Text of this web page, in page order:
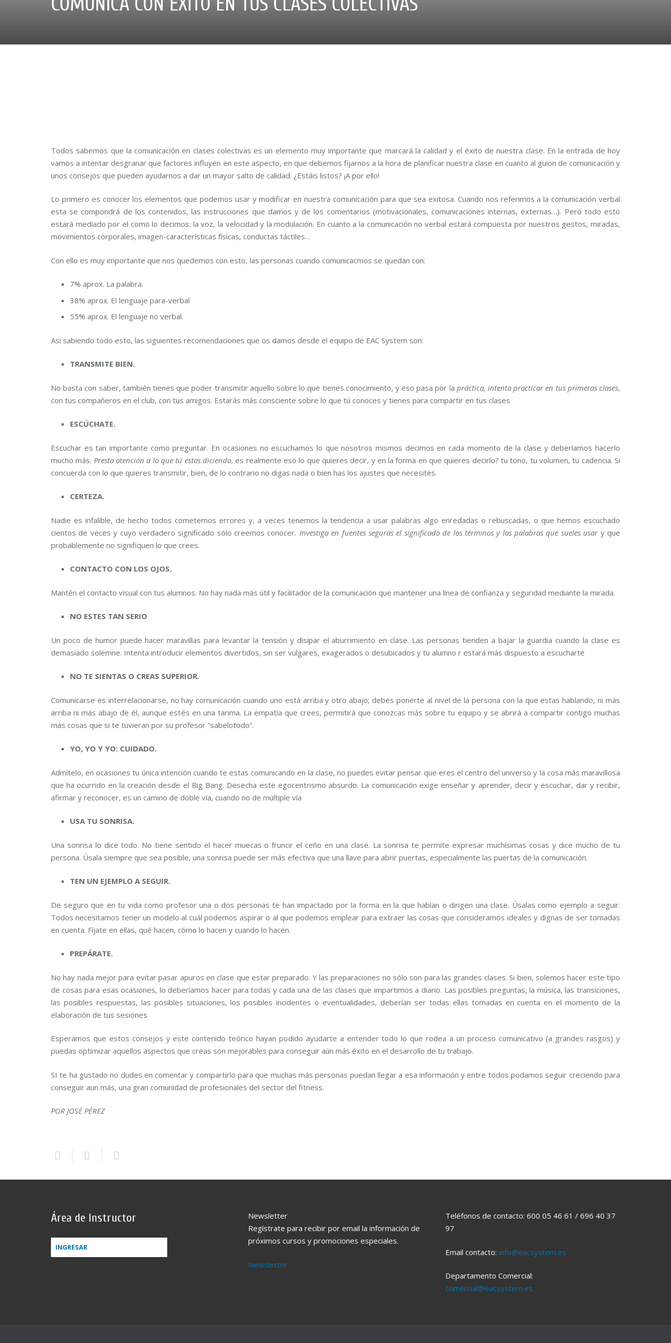
Todos sabemos que la comunicación en clases colectivas es un elemento muy importante que marcará la calidad y el éxito de nuestra clase. En la entrada de hoy
vamos a intentar desgranar que factores influyen en este aspecto, en que debemos fijarnos a la hora de planificar nuestra clase en cuanto al guion de comunicación y
unos consejos que pueden ayudarnos a dar un mayor salto de calidad. ¿Estáis listos? ¡A por ello!
Lo primero es conocer los elementos que podemos usar y modificar en nuestra comunicación para que sea exitosa. Cuando nos referimos a la comunicación verbal
esta se compondrá de los contenidos, las instrucciones que damos y de los comentarios (motivacionales, comunicaciones internas, externas…). Pero todo esto
estará mediado por el como lo decimos: la voz, la velocidad y la modulación. En cuanto a la comunicación no verbal estará compuesta por nuestros gestos, miradas,
movimientos corporales, imagen-características físicas, conductas táctiles…
Con ello es muy importante que nos quedemos con esto, las personas cuando comunicacmos se quedan con:
7% aprox. La palabra.
38% aprox. El lenguaje para-verbal
55% aprox. El lenguaje no verbal.
Asi sabiendo todo esto, las siguientes recomendaciones que os damos desde el equipo de EAC System son:
TRANSMITE BIEN.
No basta con saber, también tienes que poder transmitir aquello sobre lo que tienes conocimiento, y eso pasa por la práctica, intenta practicar en tus primeras clases,
con tus compañeros en el club, con tus amigos. Estarás más consciente sobre lo que tú conoces y tienes para compartir en tus clases
ESCÚCHATE.
Escuchar es tan importante como preguntar. En ocasiones no escuchamos lo que nosotros mismos decimos en cada momento de la clase y deberíamos hacerlo
mucho más. Presta atención a lo que tú estas diciendo, es realmente eso lo que quieres decir, y en la forma en que quieres decirlo? tu tono, tu volumen, tu cadencia. Si
concuerda con lo que quieres transmitir, bien, de lo contrario no digas nada o bien has los ajustes que necesites.
CERTEZA.
Nadie es infalible, de hecho todos cometemos errores y, a veces tenemos la tendencia a usar palabras algo enredadas o rebuscadas, o que hemos escuchado
cientos de veces y cuyo verdadero significado sólo creemos conocer. Investiga en fuentes seguras el significado de los términos y las palabras que sueles usar y que
probablemente no signifiquen lo que crees.
CONTACTO CON LOS OJOS.
Mantén el contacto visual con tus alumnos. No hay nada más útil y facilitador de la comunicación que mantener una línea de confianza y seguridad mediante la mirada.
NO ESTES TAN SERIO
Un poco de humor puede hacer maravillas para levantar la tensión y disipar el aburrimiento en clase. Las personas tienden a bajar la guardia cuando la clase es
demasiado solemne. Intenta introducir elementos divertidos, sin ser vulgares, exagerados o desubicados y tu alumno r estará más dispuesto a escucharte
NO TE SIENTAS O CREAS SUPERIOR.
Comunicarse es interrelacionarse, no hay comunicación cuando uno está arriba y otro abajo; debes ponerte al nivel de la persona con la que estas hablando, ni más
arriba ni más abajo de él, aunque estés en una tarima. La empatía que crees, permitirá que conozcas más sobre tu equipo y se abrirá a compartir contigo muchas
más cosas que si te tuvieran por su profesor “sabelotodo”.
YO, YO Y YO: CUIDADO.
Admítelo, en ocasiones tu única intención cuando te estas comunicando en la clase, no puedes evitar pensar que eres el centro del universo y la cosa más maravillosa
que ha ocurrido en la creación desde el Big Bang. Desecha este egocentrismo absurdo. La comunicación exige enseñar y aprender, decir y escuchar, dar y recibir,
afirmar y reconocer, es un camino de doble vía, cuando no de múltiple vía
USA TU SONRISA.
Una sonrisa lo dice todo. No tiene sentido el hacer muecas o fruncir el ceño en una clase. La sonrisa te permite expresar muchísimas cosas y dice mucho de tu
persona. Úsala siempre que sea posible, una sonrisa puede ser más efectiva que una llave para abrir puertas, especialmente las puertas de la comunicación.
TEN UN EJEMPLO A SEGUIR.
De seguro que en tu vida como profesor una o dos personas te han impactado por la forma en la que hablan o dirigen una clase. Úsalas como ejemplo a seguir.
Todos necesitamos tener un modelo al cuál podemos aspirar o al que podemos emplear para extraer las cosas que consideramos ideales y dignas de ser tomadas
en cuenta. Fíjate en ellas, qué hacen, cómo lo hacen y cuando lo hacen.
PREPÁRATE.
No hay nada mejor para evitar pasar apuros en clase que estar preparado. Y las preparaciones no sólo son para las grandes clases. Si bien, solemos hacer este tipo
de cosas para esas ocasiones, lo deberíamos hacer para todas y cada una de las clases que impartimos a diario. Las posibles preguntas, la música, las transiciones,
las posibles respuestas, las posibles situaciones, los posibles incidentes o eventualidades, deberían ser todas ellas tomadas en cuenta en el momento de la
elaboración de tus sesiones
Esperamos que estos consejos y este contenido teórico hayan podido ayudarte a entender todo lo que rodea a un proceso comunicativo (a grandes rasgos) y
puedas optimizar aquellos aspectos que creas son mejorables para conseguir aún más éxito en el desarrollo de tu trabajo.
SI te ha gustado no dudes en comentar y compartirlo para que muchas más personas puedan llegar a esa información y entre todos podamos seguir creciendo para
conseguir aun más, una gran comunidad de profesionales del sector del fitness.
POR JOSÉ PÉREZ
Área de Instructor
INGRESAR
Newsletter
Regístrate para recibir por email la información de
próximos cursos y promociones especiales.
Newsletter
Teléfonos de contacto: 600 05 46 61 / 696 40 37
97
Email contacto: info@eacsystem.es
Departamento Comercial:
comercial@eacsystem.es